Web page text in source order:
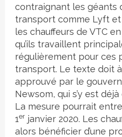
contraignant les géants
transport comme Lyft
les chauffeurs de VTC
qu’ils travaillent
régulièrement pour ces
transport. Le texte doit
approuvé par le
Newsom, qui s’y est
La mesure pourrait
1er janvier 2020. Les
alors bénéficier d’une